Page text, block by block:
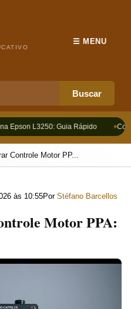
Buscar
☰ MENU
Epson L3250: Guia Rápido
Controle Motor PP...
às 10:55Por Stéfano Barcellos
Motor PPA: